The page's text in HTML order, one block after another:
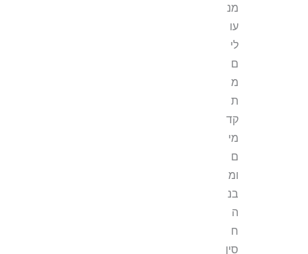
מנ
עו
לי
ם
מ
ת
קד
מי
ם
ומ
בנ
ה
ח
סין